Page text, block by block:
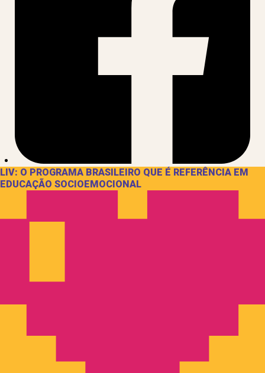
LIV: O PROGRAMA BRASILEIRO QUE É REFERÊNCIA EM
EDUCAÇÃO SOCIOEMOCIONAL